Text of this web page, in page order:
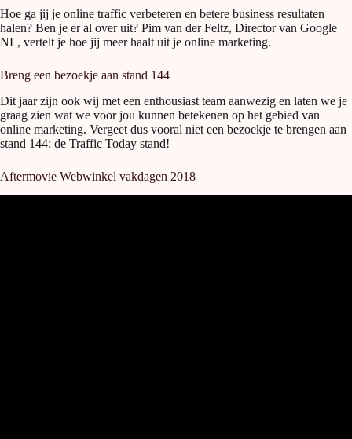
Hoe ga jij je online traffic verbeteren en betere business resultaten
halen? Ben je er al over uit? Pim van der Feltz, Director van Google
NL, vertelt je hoe jij meer haalt uit je online marketing.
Breng een bezoekje aan stand 144
Dit jaar zijn ook wij met een enthousiast team aanwezig en laten we je
graag zien wat we voor jou kunnen betekenen op het gebied van
online marketing. Vergeet dus vooral niet een bezoekje te brengen aan
stand 144: de Traffic Today stand!
Aftermovie Webwinkel vakdagen 2018